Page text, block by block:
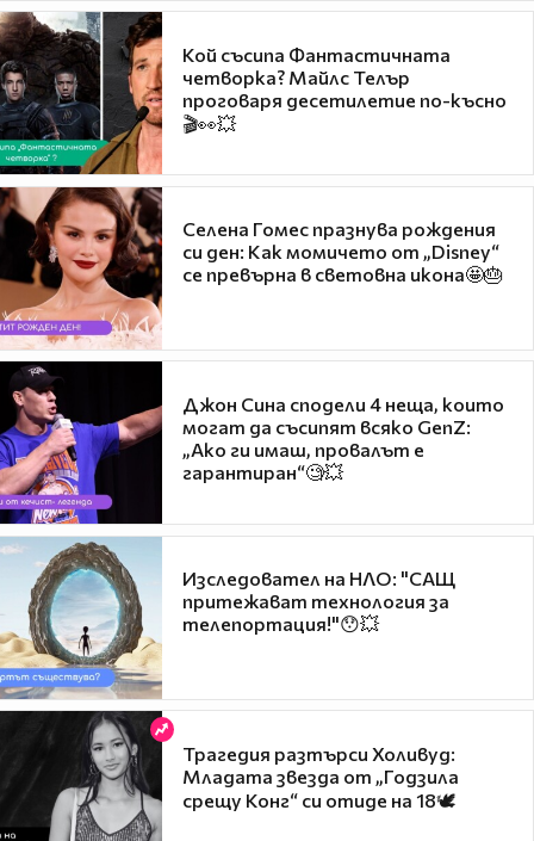
Кой съсипа Фантастичната
четворка? Майлс Телър
проговаря десетилетие по-късно
🎬👀💥
Селена Гомес празнува рождения
си ден: Как момичето от „Disney“
се превърна в световна икона🤩🎂
Джон Сина сподели 4 неща, които
могат да съсипят всяко GenZ:
„Ако ги имаш, провалът е
гарантиран“🧐💥
Изследовател на НЛО: "САЩ
притежават технология за
телепортация!"😯💥
Трагедия разтърси Холивуд:
Младата звезда от „Годзила
срещу Конг“ си отиде на 18🕊️